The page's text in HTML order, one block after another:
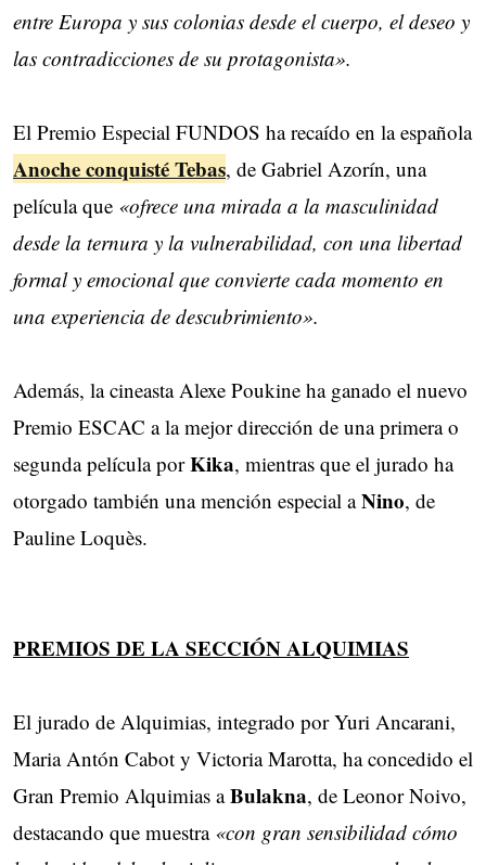
entre Europa y sus colonias desde el cuerpo, el deseo y
las contradicciones de su protagonista».
El Premio Especial FUNDOS ha recaído en la española
Anoche conquisté Tebas, de Gabriel Azorín, una
película que «ofrece una mirada a la masculinidad
desde la ternura y la vulnerabilidad, con una libertad
formal y emocional que convierte cada momento en
una experiencia de descubrimiento».
Además, la cineasta Alexe Poukine ha ganado el nuevo
Premio ESCAC a la mejor dirección de una primera o
segunda película porKika, mientras que el jurado ha
otorgado también una mención especial aNino, de
Pauline Loquès.
PREMIOS DE LA SECCIÓN ALQUIMIAS
El jurado de Alquimias, integrado por Yuri Ancarani,
Maria Antón Cabot y Victoria Marotta, ha concedido el
Gran Premio Alquimias aBulakna, de Leonor Noivo,
destacando que muestra «con gran sensibilidad cómo